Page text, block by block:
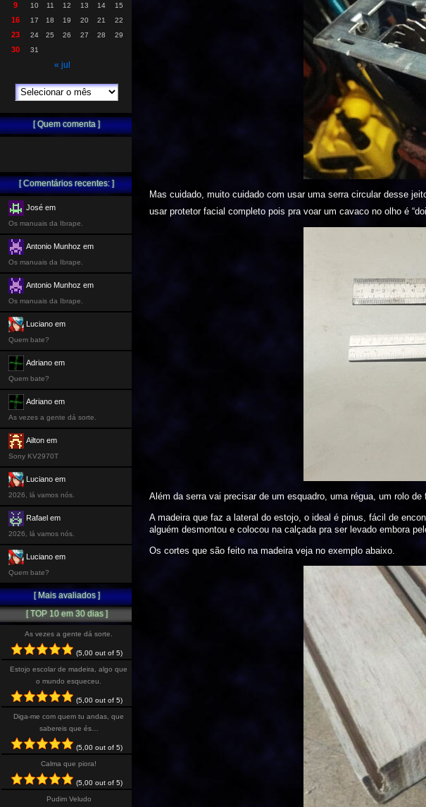
Mas cuidado, muito cuidado com usar uma serra circular desse
usar protetor facial completo pois pra voar um cavaco no olho é
Além da serra vai precisar de um esquadro, uma régua, um rolo
A madeira que faz a lateral do estojo, o ideal é pinus, fácil de
alguém desmontou e colocou na calçada pra ser levado embora
Os cortes que são feito na madeira veja no exemplo abaixo.
9 10 11 12 13 14 15
16 17 18 19 20 21 22
23 24 25 26 27 28 29
30 31
« jul
[ Quem comenta ]
[ Comentários recentes: ]
José em
Os manuais da Ibrape.
Antonio Munhoz em
Os manuais da Ibrape.
Antonio Munhoz em
Os manuais da Ibrape.
Luciano em
Quem bate?
Adriano em
Quem bate?
Adriano em
As vezes a gente dá sorte.
Ailton em
Sony KV2970T
Luciano em
2026, lá vamos nós.
Rafael em
2026, lá vamos nós.
Luciano em
Quem bate?
[ Mais avaliados ]
[ TOP 10 em 30 dias ]
As vezes a gente dá sorte.
(5,00 out of 5)
Estojo escolar de madeira, algo que
o mundo esqueceu.
(5,00 out of 5)
Diga-me com quem tu andas, que
sabereis que és…
(5,00 out of 5)
Calma que piora!
(5,00 out of 5)
Pudim Veludo